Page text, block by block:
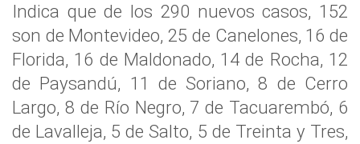
Indica que de los 290 nuevos casos, 152
son de Montevideo, 25 de Canelones, 16 de
Florida, 16 de Maldonado, 14 de Rocha, 12
de Paysandú, 11 de Soriano, 8 de Cerro
Largo, 8 de Río Negro, 7 de Tacuarembó, 6
de Lavalleja, 5 de Salto, 5 de Treinta y Tres,